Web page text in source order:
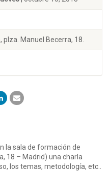
Manuel Becerra, 18.
la sala de formación de
18 – Madrid) una charla
los temas, metodología, etc..